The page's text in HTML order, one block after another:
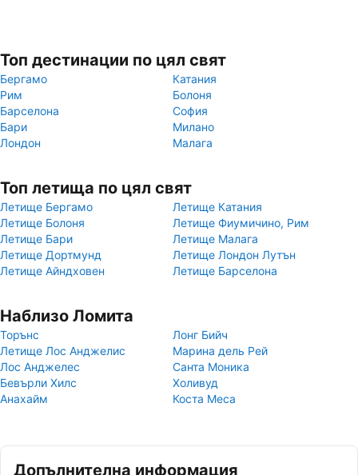
Топ дестинации по цял свят
Бергамо
Катания
Рим
Болоня
Барселона
София
Бари
Милано
Лондон
Малага
Топ летища по цял свят
Летище Бергамо
Летище Катания
Летище Болоня
Летище Фиумичино, Рим
Летище Бари
Летище Малага
Летище Дортмунд
Летище Лондон Лутън
Летище Айндховен
Летище Барселона
Наблизо Ломита
Торънс
Лонг Бийч
Летище Лос Анджелис
Марина дель Рей
Лос Анджелес
Санта Моника
Бевърли Хилс
Холивуд
Анахайм
Коста Меса
Допълнителна информация